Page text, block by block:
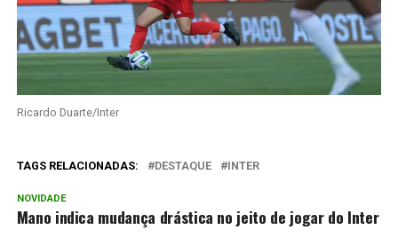
Ricardo Duarte/Inter
TAGS RELACIONADAS: DESTAQUE INTER
NOVIDADE
Mano indica mudança drástica no jeito de jogar do Inter